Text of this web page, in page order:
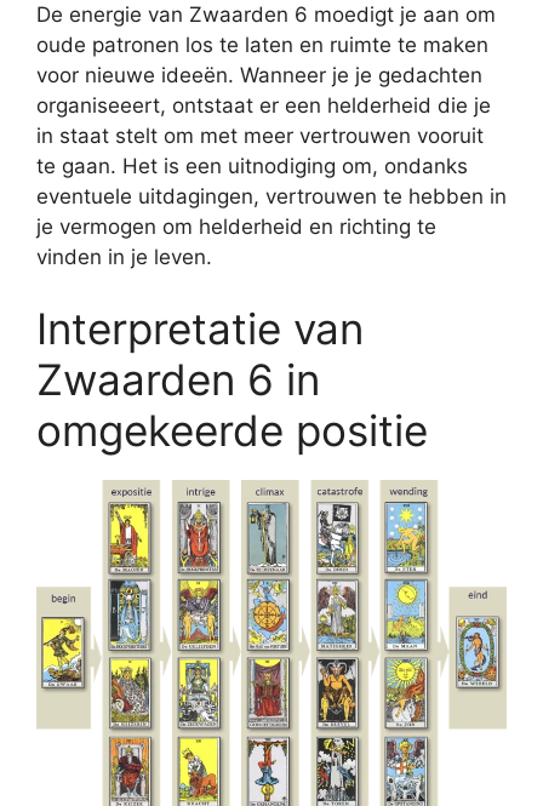
De energie van Zwaarden 6 moedigt je aan om
oude patronen los te laten en ruimte te maken
voor nieuwe ideeën. Wanneer je je gedachten
organiseeert, ontstaat er een helderheid die je
in staat stelt om met meer vertrouwen vooruit
te gaan. Het is een uitnodiging om, ondanks
eventuele uitdagingen, vertrouwen te hebben in
je vermogen om helderheid en richting te
vinden in je leven.
Interpretatie van
Zwaarden 6 in
omgekeerde positie